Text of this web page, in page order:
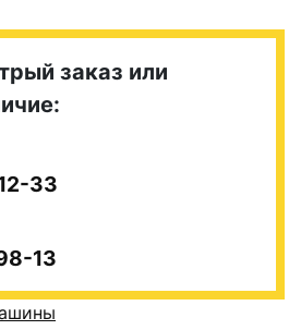
заказ или
33
13